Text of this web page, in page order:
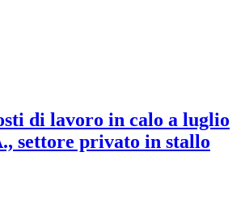
di lavoro in calo a luglio
settore privato in stallo